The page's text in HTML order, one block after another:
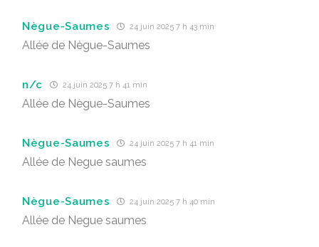
Nègue-Saumes 24 juin 2025 7 h 43 min
Allée de Nègue-Saumes
n/c 24 juin 2025 7 h 41 min
Allée de Nègue-Saumes
Nègue-Saumes 24 juin 2025 7 h 41 min
Allée de Negue saumes
Nègue-Saumes 24 juin 2025 7 h 40 min
Allée de Negue saumes